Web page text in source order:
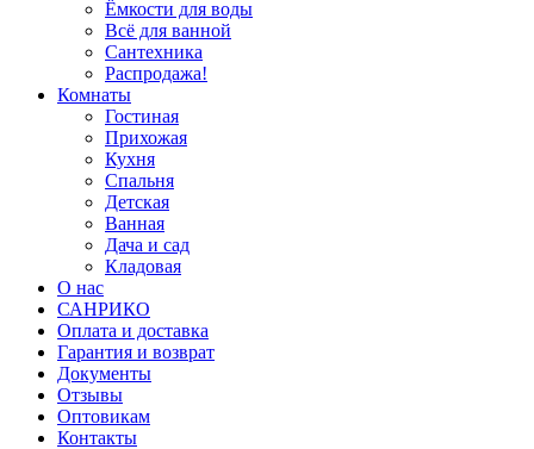
Ёмкости для воды
Всё для ванной
Сантехника
Распродажа!
Комнаты
Гостиная
Прихожая
Кухня
Спальня
Детская
Ванная
Дача и сад
Кладовая
О нас
САНРИКО
Оплата и доставка
Гарантия и возврат
Документы
Отзывы
Оптовикам
Контакты